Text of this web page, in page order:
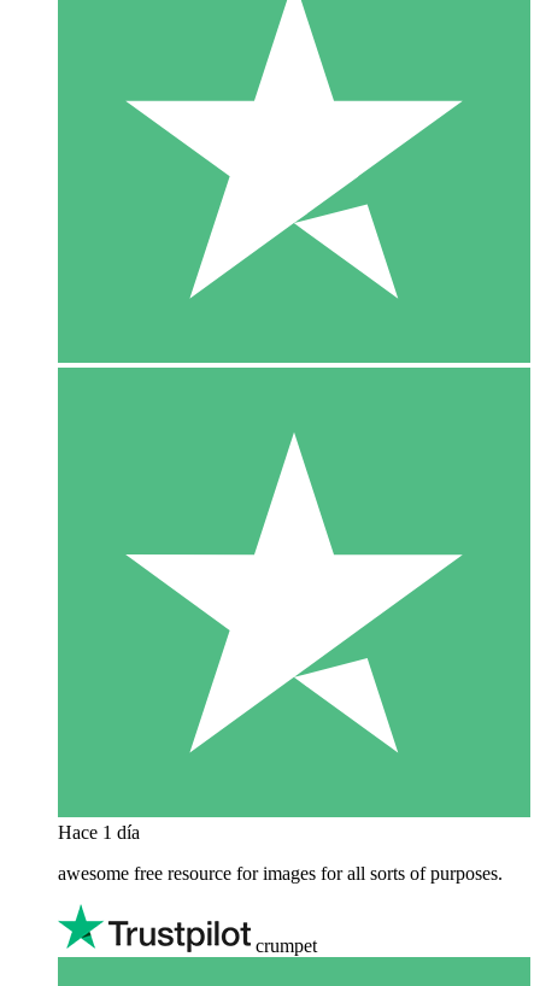
Hace 1 día
awesome free resource for images for all sorts of purposes.
crumpet